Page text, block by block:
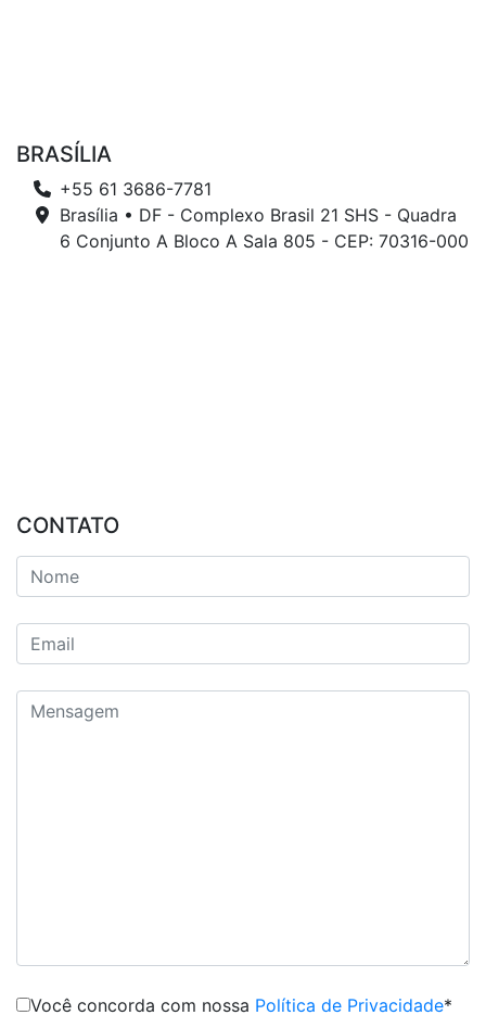
BRASÍLIA
+55 61 3686-7781
Brasília • DF - Complexo Brasil 21 SHS - Quadra
6 Conjunto A Bloco A Sala 805 - CEP: 70316-000
CONTATO
Você concorda com nossa Política de Privacidade*